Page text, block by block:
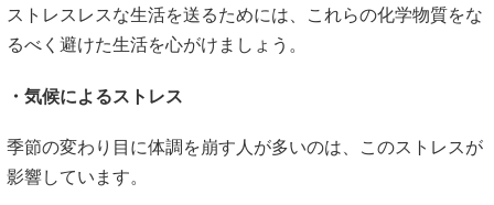
ストレスレスな生活を送るためには、これらの化学物質をな
るべく避けた生活を心がけましょう。
・気候によるストレス
季節の変わり目に体調を崩す人が多いのは、このストレスが
影響しています。